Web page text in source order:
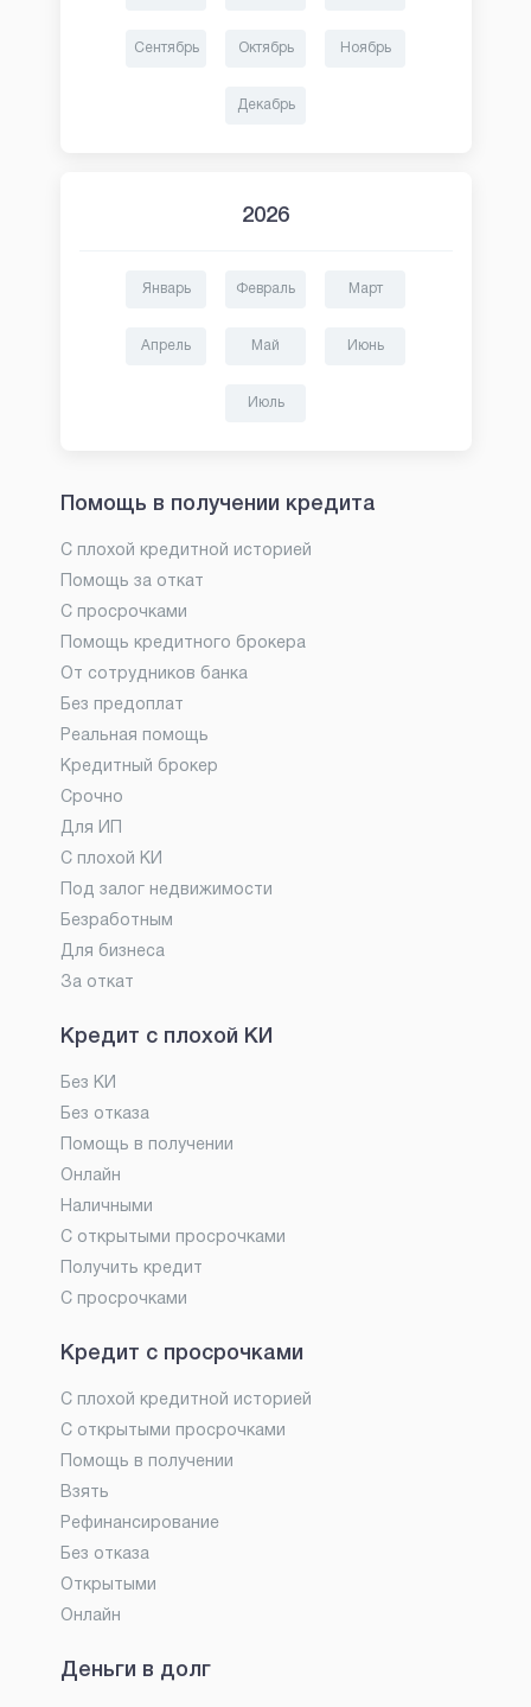
Сентябрь Октябрь Ноябрь
Декабрь
2026
Январь Февраль Март
Апрель Май Июнь
Июль
Помощь в получении кредита
С плохой кредитной историей
Помощь за откат
С просрочками
Помощь кредитного брокера
От сотрудников банка
Без предоплат
Реальная помощь
Кредитный брокер
Срочно
Для ИП
С плохой КИ
Под залог недвижимости
Безработным
Для бизнеса
За откат
Кредит с плохой КИ
Без КИ
Без отказа
Помощь в получении
Онлайн
Наличными
С открытыми просрочками
Получить кредит
С просрочками
Кредит с просрочками
С плохой кредитной историей
С открытыми просрочками
Помощь в получении
Взять
Рефинансирование
Без отказа
Открытыми
Онлайн
Деньги в долг